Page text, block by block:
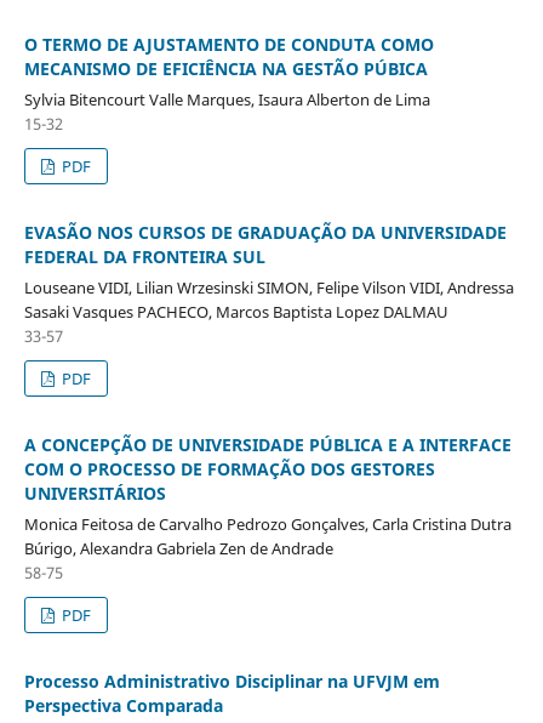
O TERMO DE AJUSTAMENTO DE CONDUTA COMO
MECANISMO DE EFICIÊNCIA NA GESTÃO PÚBICA
Sylvia Bitencourt Valle Marques, Isaura Alberton de Lima
15-32
PDF
EVASÃO NOS CURSOS DE GRADUAÇÃO DA UNIVERSIDADE
FEDERAL DA FRONTEIRA SUL
Louseane VIDI, Lilian Wrzesinski SIMON, Felipe Vilson VIDI, Andressa
Sasaki Vasques PACHECO, Marcos Baptista Lopez DALMAU
33-57
PDF
A CONCEPÇÃO DE UNIVERSIDADE PÚBLICA E A INTERFACE
COM O PROCESSO DE FORMAÇÃO DOS GESTORES
UNIVERSITÁRIOS
Monica Feitosa de Carvalho Pedrozo Gonçalves, Carla Cristina Dutra
Búrigo, Alexandra Gabriela Zen de Andrade
58-75
PDF
Processo Administrativo Disciplinar na UFVJM em
Perspectiva Comparada